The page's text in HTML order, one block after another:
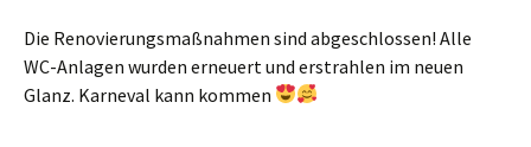
Die Renovierungsmaßnahmen sind abgeschlossen! Alle
WC-Anlagen wurden erneuert und erstrahlen im neuen
Glanz. Karneval kann kommen